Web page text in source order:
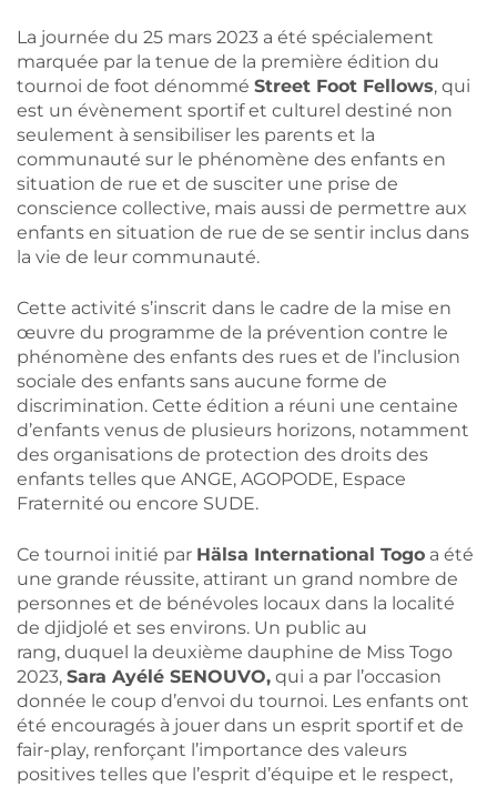
La journée du 25 mars 2023 a été spécialement
marquée par la tenue de la première édition du
tournoi de foot dénommé Street Foot Fellows, qui
est un évènement sportif et culturel destiné non
seulement à sensibiliser les parents et la
communauté sur le phénomène des enfants en
situation de rue et de susciter une prise de
conscience collective, mais aussi de permettre aux
enfants en situation de rue de se sentir inclus dans
la vie de leur communauté.
Cette activité s’inscrit dans le cadre de la mise en
œuvre du programme de la prévention contre le
phénomène des enfants des rues et de l’inclusion
sociale des enfants sans aucune forme de
discrimination. Cette édition a réuni une centaine
d’enfants venus de plusieurs horizons, notamment
des organisations de protection des droits des
enfants telles que ANGE, AGOPODE, Espace
Fraternité ou encore SUDE.
Ce tournoi initié par Hälsa International Togo a été
une grande réussite, attirant un grand nombre de
personnes et de bénévoles locaux dans la localité
de djidjolé et ses environs. Un public au
rang, duquel la deuxième dauphine de Miss Togo
2023, Sara Ayélé SENOUVO, qui a par l’occasion
donnée le coup d’envoi du tournoi. Les enfants ont
été encouragés à jouer dans un esprit sportif et de
fair-play, renforçant l’importance des valeurs
positives telles que l’esprit d’équipe et le respect,